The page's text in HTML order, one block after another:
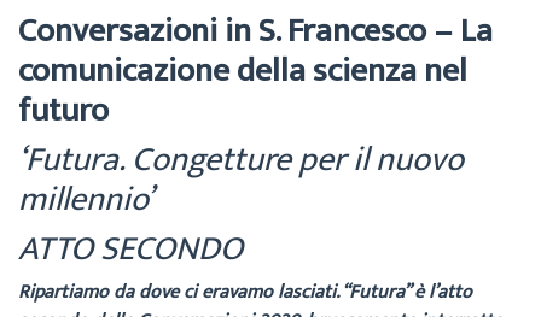
Conversazioni in S. Francesco – La
comunicazione della scienza nel
futuro
‘Futura. Congetture per il nuovo
millennio’
ATTO SECONDO
Ripartiamo da dove ci eravamo lasciati. “Futura” è l’atto